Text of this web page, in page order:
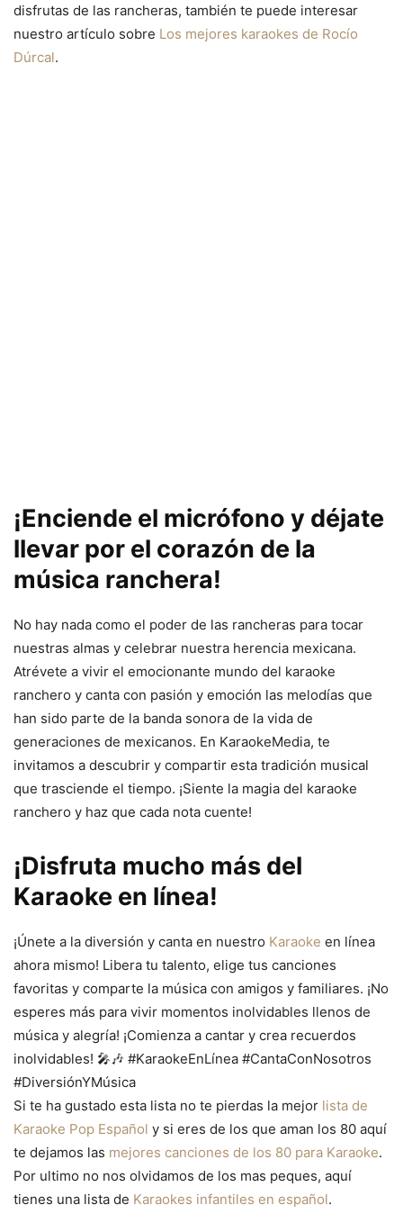
disfrutas de las rancheras, también te puede interesar
nuestro artículo sobre Los mejores karaokes de Rocío
Dúrcal.
¡Enciende el micrófono y déjate
llevar por el corazón de la
música ranchera!
No hay nada como el poder de las rancheras para tocar
nuestras almas y celebrar nuestra herencia mexicana.
Atrévete a vivir el emocionante mundo del karaoke
ranchero y canta con pasión y emoción las melodías que
han sido parte de la banda sonora de la vida de
generaciones de mexicanos. En KaraokeMedia, te
invitamos a descubrir y compartir esta tradición musical
que trasciende el tiempo. ¡Siente la magia del karaoke
ranchero y haz que cada nota cuente!
¡Disfruta mucho más del
Karaoke en línea!
¡Únete a la diversión y canta en nuestro Karaoke en línea
ahora mismo! Libera tu talento, elige tus canciones
favoritas y comparte la música con amigos y familiares. ¡No
esperes más para vivir momentos inolvidables llenos de
música y alegría! ¡Comienza a cantar y crea recuerdos
inolvidables! 🎤🎶 #KaraokeEnLínea #CantaConNosotros
#DiversiónYMúsica
Si te ha gustado esta lista no te pierdas la mejor lista de
Karaoke Pop Español y si eres de los que aman los 80 aquí
te dejamos las mejores canciones de los 80 para Karaoke.
Por ultimo no nos olvidamos de los mas peques, aquí
tienes una lista de Karaokes infantiles en español.